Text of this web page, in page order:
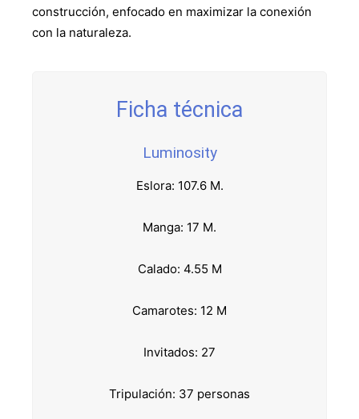
construcción, enfocado en maximizar la conexión
con la naturaleza.
Ficha técnica
Luminosity
Eslora: 107.6 M.
Manga: 17 M.
Calado: 4.55 M
Camarotes: 12 M
Invitados: 27
Tripulación: 37 personas